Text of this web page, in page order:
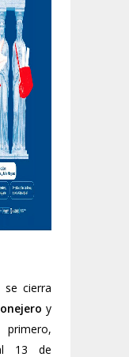
se cierra
y
13 de